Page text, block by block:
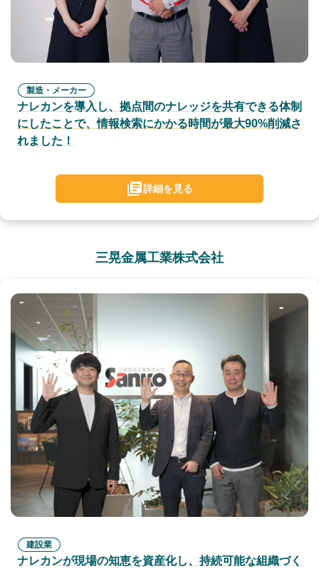
製造・メーカー
ナレカンを導入し、拠点間のナレッジを共有できる体制
にしたことで、情報検索にかかる時間が最大90%削減さ
れました！
詳細を見る
三晃金属工業株式会社
建設業
ナレカンが現場の知恵を資産化し、持続可能な組織づく